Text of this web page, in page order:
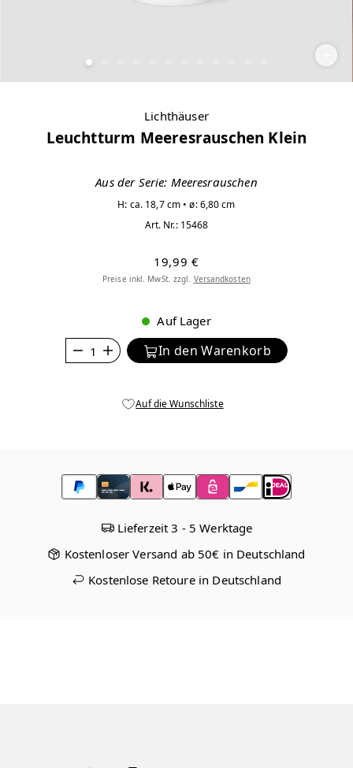
Lichthäuser
Leuchtturm Meeresrauschen Klein
Aus der Serie: Meeresrauschen
H: ca. 18,7 cm • ø: 6,80 cm
Art. Nr.: 15468
19,99 €
Preise inkl. MwSt. zzgl. Versandkosten
Auf Lager
In den Warenkorb
Auf die Wunschliste
Lieferzeit 3 - 5 Werktage
Kostenloser Versand ab 50€ in Deutschland
Kostenlose Retoure in Deutschland